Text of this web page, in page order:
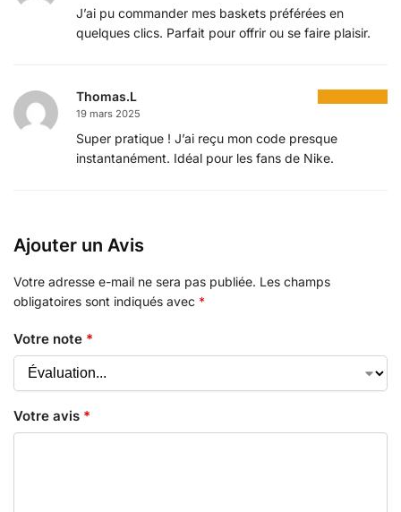
J’ai pu commander mes baskets préférées en
quelques clics. Parfait pour offrir ou se faire plaisir.
Thomas.L
19 mars 2025
Super pratique ! J’ai reçu mon code presque
instantanément. Idéal pour les fans de Nike.
Ajouter un Avis
Votre adresse e-mail ne sera pas publiée. Les champs
obligatoires sont indiqués avec *
Votre note *
Votre avis *